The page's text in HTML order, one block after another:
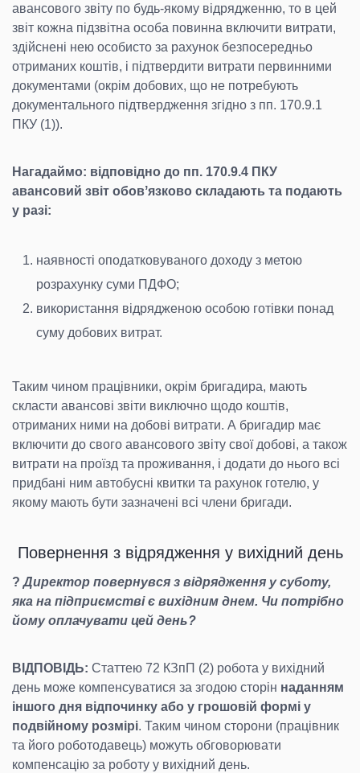
авансового звіту по будь-якому відрядженню, то в цей
звіт кожна підзвітна особа повинна включити витрати,
здійснені нею особисто за рахунок безпосередньо
отриманих коштів, і підтвердити витрати первинними
документами (окрім добових, що не потребують
документального підтвердження згідно з пп. 170.9.1
ПКУ (1)).
Нагадаймо: відповідно до пп. 170.9.4 ПКУ
авансовий звіт обовʼязково складають та подають
у разі:
наявності оподатковуваного доходу з метою
розрахунку суми ПДФО;
використання відрядженою особою готівки понад
суму добових витрат.
Таким чином працівники, окрім бригадира, мають
скласти авансові звіти виключно щодо коштів,
отриманих ними на добові витрати. А бригадир має
включити до свого авансового звіту свої добові, а також
витрати на проїзд та проживання, і додати до нього всі
придбані ним автобусні квитки та рахунок готелю, у
якому мають бути зазначені всі члени бригади.
Повернення з відрядження у вихідний день
?Директор повернувся з відрядження у суботу,
яка на підприємстві є вихідним днем. Чи потрібно
йому оплачувати цей день?
ВІДПОВІДЬ: Статтею 72 КЗпП (2) робота у вихідний
день може компенсуватися за згодою сторін наданням
іншого дня відпочинку або у грошовій формі у
подвійному розмірі. Таким чином сторони (працівник
та його роботодавець) можуть обговорювати
компенсацію за роботу у вихідний день.